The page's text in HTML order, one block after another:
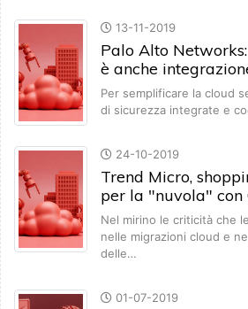
13-11-2019
Palo Alto
è anche
Per semplificare la cloud
di sicurezza integrate e
24-10-2019
Trend Micro,
per la "nuvola"
Nel mirino le criticità che
nelle migrazioni cloud e
delle…
01-07-2019